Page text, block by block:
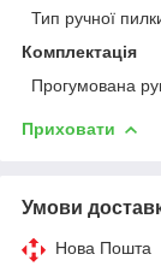
Тип ручної
Комплектація
Прогумована
Приховати
Умови
Нова Пошта